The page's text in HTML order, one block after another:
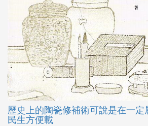
歷史上的陶瓷修補術可說是在一定
民生方便載